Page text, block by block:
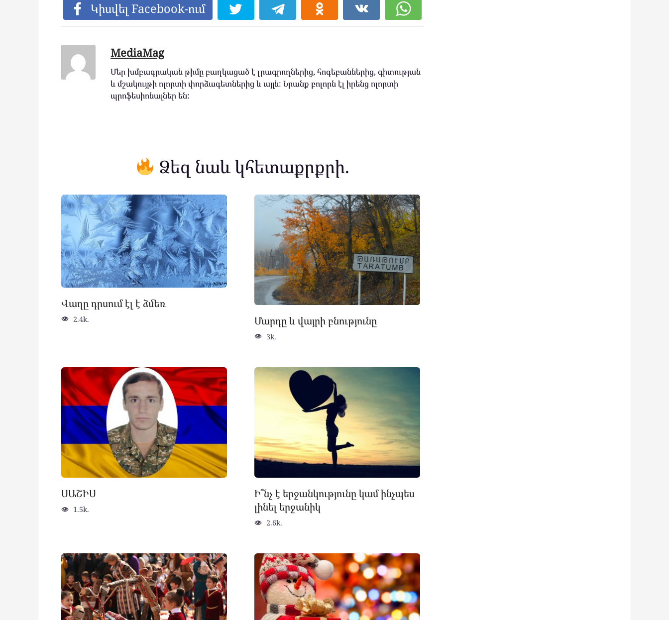
Կիսվել Facebook-ում
MediaMag
Մեր խմբագրական թիմը բաղկացած է լրագրողներից, հոգեբաններից, գիտության
և մշակույթի ոլորտի փորձագետներից և այլն: Նրանք բոլորն էլ իրենց ոլորտի
պրոֆեսիոնալներ են:
Ձեզ նաև կհետաքրքրի.
Վաղը դրսում էլ է ձմեռ
2.4k. Մարդը և վայրի բնությունը
3k.
ՍԱՇԻՍ
1.5k.
Ի՞նչ է երջանկությունը կամ ինչպես
լինել երջանիկ
2.6k.